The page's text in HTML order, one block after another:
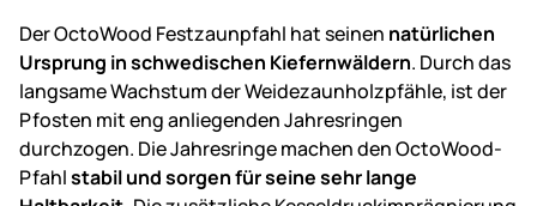
Der OctoWood Festzaunpfahl hat seinen natürlichen
Ursprung in schwedischen Kiefernwäldern. Durch das
langsame Wachstum der Weidezaunholzpfähle, ist der
Pfosten mit eng anliegenden Jahresringen
durchzogen. Die Jahresringe machen den OctoWood-
Pfahlstabil und sorgen für seine sehr lange